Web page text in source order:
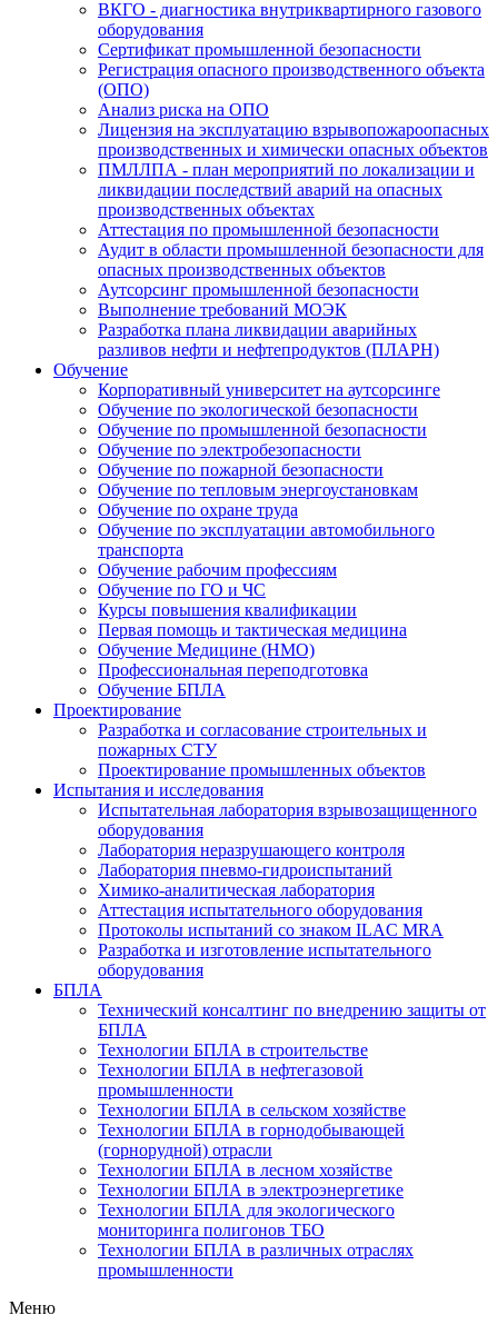
ВКГО - диагностика внутриквартирного газового
оборудования
Сертификат промышленной безопасности
Регистрация опасного производственного объекта
(ОПО)
Анализ риска на ОПО
Лицензия на эксплуатацию взрывопожароопасных
производственных и химически опасных объектов
ПМЛЛПА - план мероприятий по локализации и
ликвидации последствий аварий на опасных
производственных объектах
Аттестация по промышленной безопасности
Аудит в области промышленной безопасности для
опасных производственных объектов
Аутсорсинг промышленной безопасности
Выполнение требований МОЭК
Разработка плана ликвидации аварийных
разливов нефти и нефтепродуктов (ПЛАРН)
Обучение
Корпоративный университет на аутсорсинге
Обучение по экологической безопасности
Обучение по промышленной безопасности
Обучение по электробезопасности
Обучение по пожарной безопасности
Обучение по тепловым энергоустановкам
Обучение по охране труда
Обучение по эксплуатации автомобильного
транспорта
Обучение рабочим профессиям
Обучение по ГО и ЧС
Курсы повышения квалификации
Первая помощь и тактическая медицина
Обучение Медицине (НМО)
Профессиональная переподготовка
Обучение БПЛА
Проектирование
Разработка и согласование строительных и
пожарных СТУ
Проектирование промышленных объектов
Испытания и исследования
Испытательная лаборатория взрывозащищенного
оборудования
Лаборатория неразрушающего контроля
Лаборатория пневмо-гидроиспытаний
Химико-аналитическая лаборатория
Аттестация испытательного оборудования
Протоколы испытаний со знаком ILAC MRA
Разработка и изготовление испытательного
оборудования
БПЛА
Технический консалтинг по внедрению защиты от
БПЛА
Технологии БПЛА в строительстве
Технологии БПЛА в нефтегазовой
промышленности
Технологии БПЛА в сельском хозяйстве
Технологии БПЛА в горнодобывающей
(горнорудной) отрасли
Технологии БПЛА в лесном хозяйстве
Технологии БПЛА в электроэнергетике
Технологии БПЛА для экологического
мониторинга полигонов ТБО
Технологии БПЛА в различных отраслях
промышленности
Меню